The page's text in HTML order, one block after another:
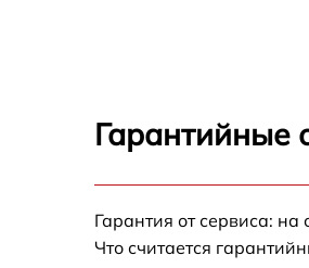
Замена дисплея
Гарантийные
Гарантия от сервиса:
Что считается